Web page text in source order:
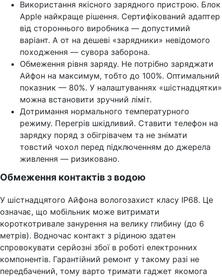
Використання якісного зарядного пристрою. Блок
Apple найкраще рішення. Сертифікований адаптер
від стороннього виробника — допустимий
варіант. А от на дешеві «зарядники» невідомого
походження — сувора заборона.
Обмеження рівня заряду. Не потрібно заряджати
Айфон на максимум, тобто до 100%. Оптимальний
показник — 80%. У налаштуваннях «шістнадцятки»
можна встановити зручний ліміт.
Дотримання нормального температурного
режиму. Перегрів шкідливий. Ставити телефон на
зарядку поряд з обігрівачем та не знімати
товстий чохол перед підключенням до джерела
живлення — ризиковано.
Обмеження контактів з водою
У шістнадцятого Айфона вологозахист класу IP68. Це
означає, що мобільник може витримати
короткотривале занурення на велику глибину (до 6
метрів). Водночас контакт з рідиною здатен
спровокувати серйозні збої в роботі електронних
компонентів. Гарантійний ремонт у такому разі не
передбачений, тому варто тримати гаджет якомога